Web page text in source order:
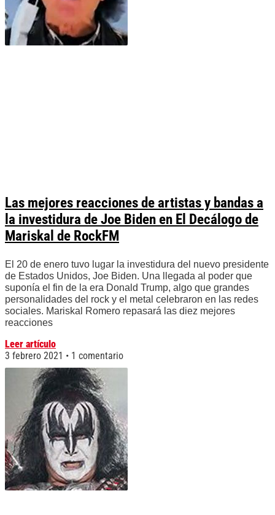
Las mejores reacciones de artistas y bandas a
la investidura de Joe Biden en El Decálogo de
Mariskal de RockFM
El 20 de enero tuvo lugar la investidura del nuevo presidente
de Estados Unidos, Joe Biden. Una llegada al poder que
suponía el fin de la era Donald Trump, algo que grandes
personalidades del rock y el metal celebraron en las redes
sociales. Mariskal Romero repasará las diez mejores
reacciones
Leer artículo
3 febrero 2021
1 comentario